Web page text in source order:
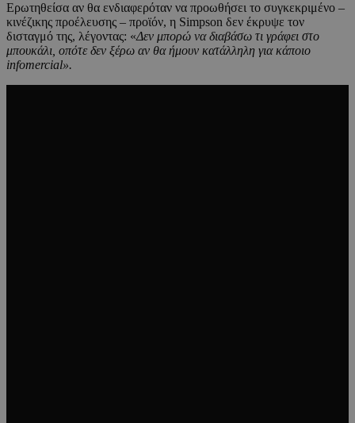
Ερωτηθείσα αν θα ενδιαφερόταν να προωθήσει το συγκεκριμένο –
κινέζικης προέλευσης – προϊόν, η Simpson δεν έκρυψε τον
δισταγμό της, λέγοντας: «Δεν μπορώ να διαβάσω τι γράφει στο
μπουκάλι, οπότε δεν ξέρω αν θα ήμουν κατάλληλη για κάποιο
infomercial».